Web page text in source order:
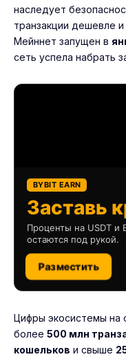
наследует
транзакции дешевле
Мейннет запущен в
сеть успела набрать
BYBIT EARN
Заставь
Проценты на USDT и
остаются под рукой.
Разместить
Цифры экосистемы на
более 500 млн
кошельков и свыше